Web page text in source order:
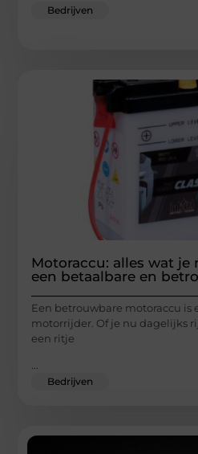
Bedrijven
Motoraccu: alles wat
een betaalbare en
Een betrouwbare motoraccu is
motorrijder. Of je nu dagelijks
een ritje
Bedrijven